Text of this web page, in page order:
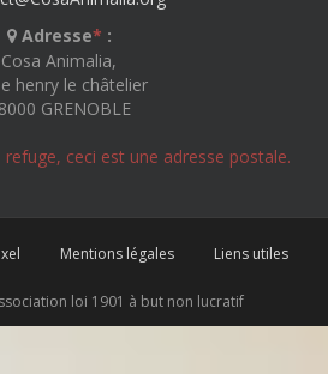
Adresse* :
Cosa Animalia,
henry le châtelier
GRENOBLE
ceci est une adresse postale.
Mentions légales Liens utiles
loi 1901 à but non lucratif